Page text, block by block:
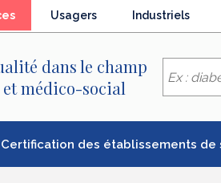
(élémentUsagers Industriels
dans le champ
médico-social
Certification des établissements de